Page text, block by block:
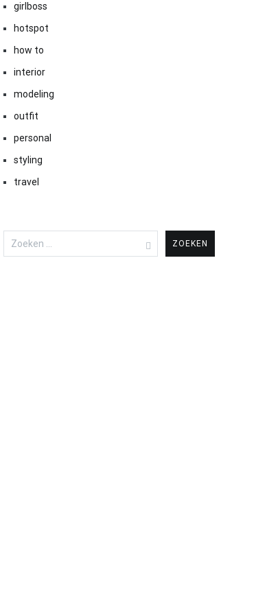
girlboss
hotspot
how to
interior
modeling
outfit
personal
styling
travel
Zoeken
naar: